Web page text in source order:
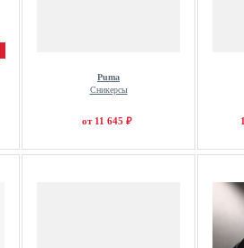
Puma
Сникерсы
от 11 645 ₽